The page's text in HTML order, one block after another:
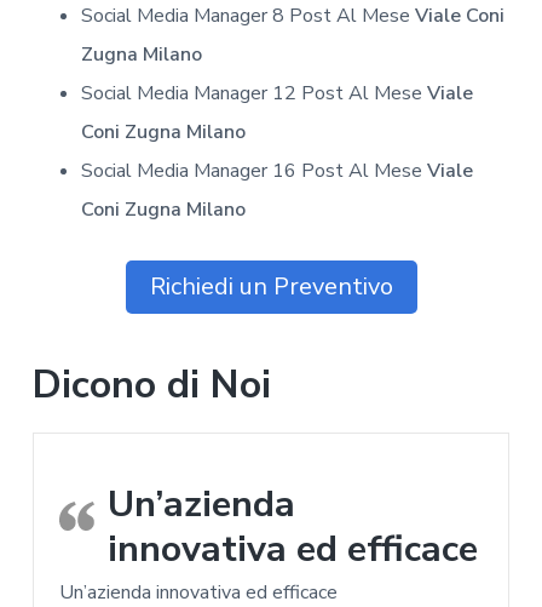
Social Media Manager 8 Post Al Mese Viale Coni
Zugna Milano
Social Media Manager 12 Post Al Mese Viale
Coni Zugna Milano
Social Media Manager 16 Post Al Mese Viale
Coni Zugna Milano
Richiedi un Preventivo
Dicono di Noi
Un’azienda
innovativa ed efficace
Un’azienda innovativa ed efficace